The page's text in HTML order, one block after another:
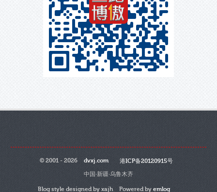
© 2001 - 2026 dvxj.com
港ICP备20120915号
中国·新疆·乌鲁木齐
Blog style designed by xajh Powered by emlog